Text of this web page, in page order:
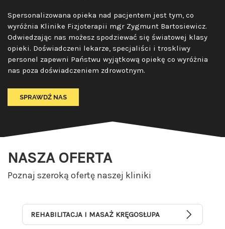
Spersonalizowana opieka nad pacjentem jest tym, co
wyróżnia Klinike Fizjoterapii mgr Zygmunt Bartosiewicz.
Odwiedzając nas możesz spodziewać się światowej klasy
opieki. Doświadczeni lekarze, specjaliści i troskliwy
personel zapewni Państwu wyjątkową opiekę co wyróżnia
nas poza doświadczeniem zdrowotnym.
SPRAWDŹ NAS
NASZA OFERTA
Poznaj szeroką ofertę naszej kliniki
REHABILITACJA I MASAŻ KRĘGOSŁUPA